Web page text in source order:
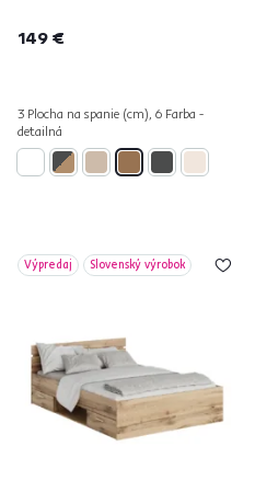
149 €
3 Plocha na spanie (cm), 6 Farba -
detailná
Výpredaj Slovenský výrobok